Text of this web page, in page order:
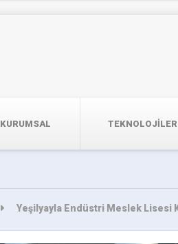
KURUMSAL TEKNOLOJILER
Yeşilyayla Endüstri Meslek Lisesi